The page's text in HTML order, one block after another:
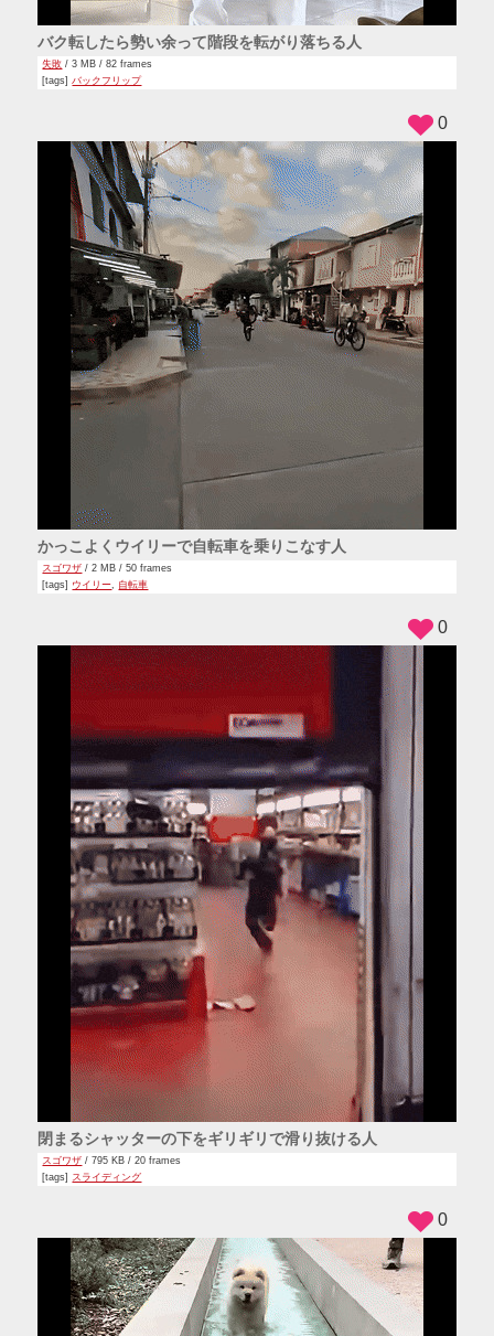
バク転したら勢い余って階段を転がり落ちる人
失敗 / 3 MB / 82 frames
[tags] バックフリップ
かっこよくウイリーで自転車を乗りこなす人
スゴワザ / 2 MB / 50 frames
[tags] ウイリー 自転車
0
閉まるシャッターの下をギリギリで滑り抜ける人
スゴワザ / 795 KB / 20 frames
[tags] スライディング
0
0